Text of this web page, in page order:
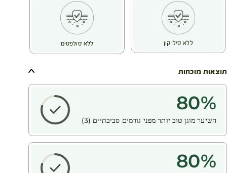
ללא סיליקון ללא סולפטים
תוצאות מוכחות
80%
השיער מוגן טוב יותר מפני גורמים סביבתיים (3)
80%